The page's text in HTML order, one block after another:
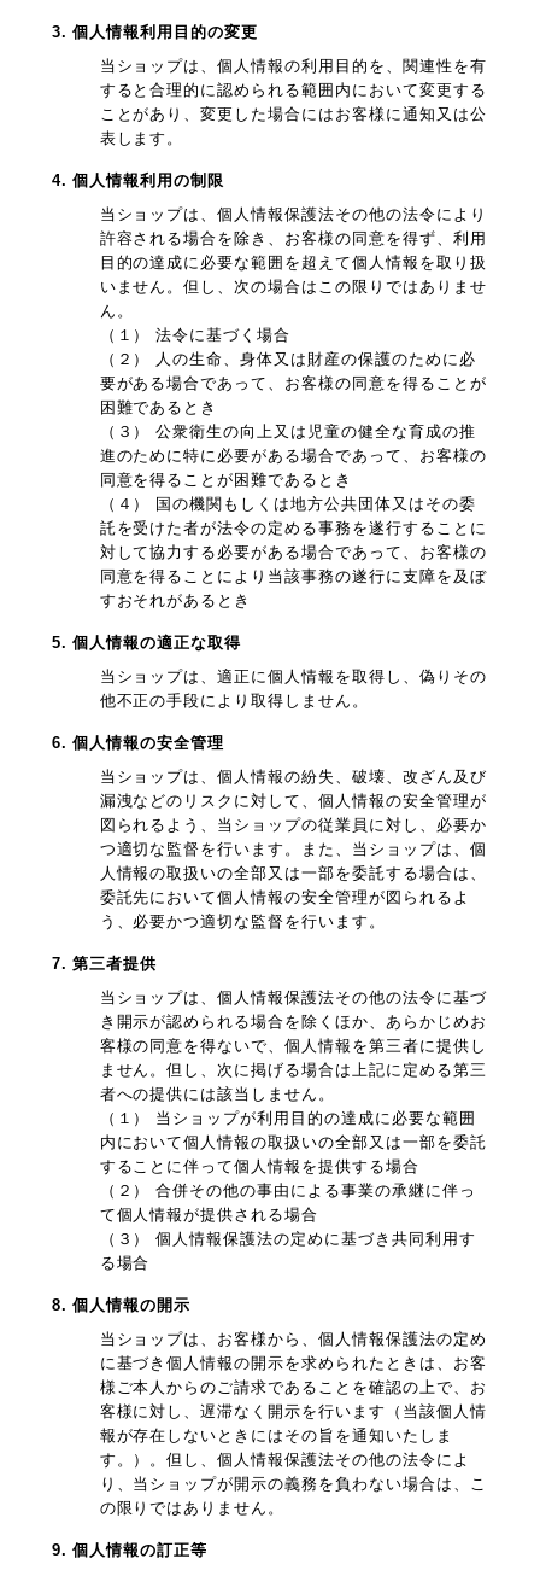
3. 個人情報利用目的の変更
当ショップは、個人情報の利用目的を、関連性を有
すると合理的に認められる範囲内において変更する
ことがあり、変更した場合にはお客様に通知又は公
表します。
4. 個人情報利用の制限
当ショップは、個人情報保護法その他の法令により
許容される場合を除き、お客様の同意を得ず、利用
目的の達成に必要な範囲を超えて個人情報を取り扱
いません。但し、次の場合はこの限りではありませ
ん。
（１） 法令に基づく場合
（２） 人の生命、身体又は財産の保護のために必
要がある場合であって、お客様の同意を得ることが
困難であるとき
（３） 公衆衛生の向上又は児童の健全な育成の推
進のために特に必要がある場合であって、お客様の
同意を得ることが困難であるとき
（４） 国の機関もしくは地方公共団体又はその委
託を受けた者が法令の定める事務を遂行することに
対して協力する必要がある場合であって、お客様の
同意を得ることにより当該事務の遂行に支障を及ぼ
すおそれがあるとき
5. 個人情報の適正な取得
当ショップは、適正に個人情報を取得し、偽りその
他不正の手段により取得しません。
6. 個人情報の安全管理
当ショップは、個人情報の紛失、破壊、改ざん及び
漏洩などのリスクに対して、個人情報の安全管理が
図られるよう、当ショップの従業員に対し、必要か
つ適切な監督を行います。また、当ショップは、個
人情報の取扱いの全部又は一部を委託する場合は、
委託先において個人情報の安全管理が図られるよ
う、必要かつ適切な監督を行います。
7. 第三者提供
当ショップは、個人情報保護法その他の法令に基づ
き開示が認められる場合を除くほか、あらかじめお
客様の同意を得ないで、個人情報を第三者に提供し
ません。但し、次に掲げる場合は上記に定める第三
者への提供には該当しません。
（１） 当ショップが利用目的の達成に必要な範囲
内において個人情報の取扱いの全部又は一部を委託
することに伴って個人情報を提供する場合
（２） 合併その他の事由による事業の承継に伴っ
て個人情報が提供される場合
（３） 個人情報保護法の定めに基づき共同利用す
る場合
8. 個人情報の開示
当ショップは、お客様から、個人情報保護法の定め
に基づき個人情報の開示を求められたときは、お客
様ご本人からのご請求であることを確認の上で、お
客様に対し、遅滞なく開示を行います（当該個人情
報が存在しないときにはその旨を通知いたしま
す。）。但し、個人情報保護法その他の法令によ
り、当ショップが開示の義務を負わない場合は、こ
の限りではありません。
9. 個人情報の訂正等